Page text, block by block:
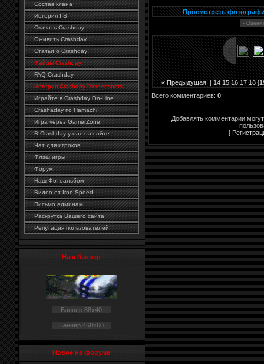
Состав клана
История I.S
Скачать Crashday
Оживить Crashday
Статьи о Crashday
Файлы Crashday
FAQ Crashday
История Crashday "screenshots"
Играйте в Crashday On-Line
Crashaday по Hamachi
Игра через GamerZone
В Crashday у нас на сайте
Чат для игроков
Флэш игры
Форум
Наш Фотоальбом
Видео от Iron Speed
Письмо админам
Раскрутка Вашего сайта
Репутация пользователей
Наш баннер
Баннер 88x40
Баннер 468x60
Новое на форуме
Просмотреть
« Предыдущая|14 15 16 17 18[
Всего комментариев: 0
Добавлять комментарии
[